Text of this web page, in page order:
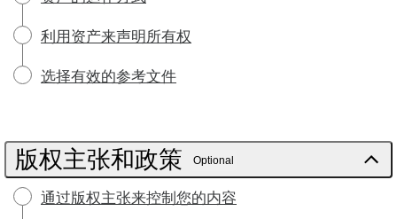
利用资产来声明所有权
选择有效的参考文件
版权主张和政策 Optional
通过版权主张来控制您的内容